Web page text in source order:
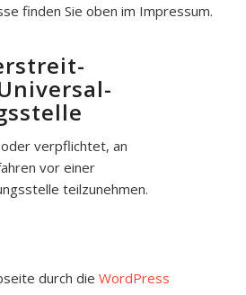
finden Sie oben im Impressum.
verpflichtet, an
vor einer
teilzunehmen.
durch die WordPress